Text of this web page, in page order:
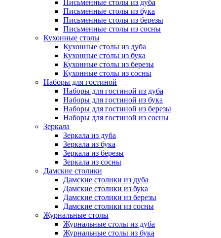
Письменные столы из дуба
Письменные столы из бука
Письменные столы из березы
Письменные столы из сосны
Кухонные столы
Кухонные столы из дуба
Кухонные столы из бука
Кухонные столы из березы
Кухонные столы из сосны
Наборы для гостиной
Наборы для гостиной из дуба
Наборы для гостиной из бука
Наборы для гостиной из березы
Наборы для гостиной из сосны
Зеркала
Зеркала из дуба
Зеркала из бука
Зеркала из березы
Зеркала из сосны
Дамские столики
Дамские столики из дуба
Дамские столики из бука
Дамские столики из березы
Дамские столики из сосны
Журнальные столы
Журнальные столы из дуба
Журнальные столы из бука